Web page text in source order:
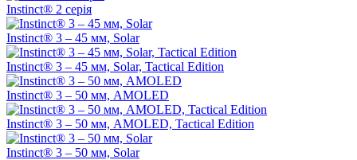
Instinct® 2 серія
Instinct® 3 – 45 мм, Solar
Instinct® 3 – 45 мм, Solar, Tactical Edition
Instinct® 3 – 50 мм, AMOLED
Instinct® 3 – 50 мм, AMOLED, Tactical Edition
Instinct® 3 – 50 мм, Solar